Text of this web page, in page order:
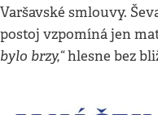
Varšavské smlouvy.
postoj vzpomíná jen
bylo brzy,“hlesne bez